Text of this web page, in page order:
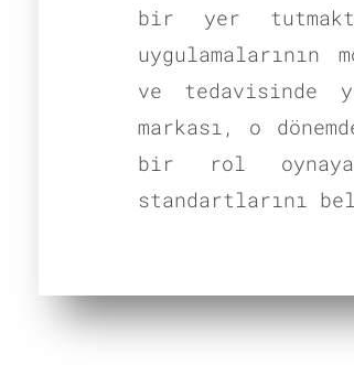
bir yer
uygulamalarının
ve tedavisinde
markası, o
bir rol
standartlarını